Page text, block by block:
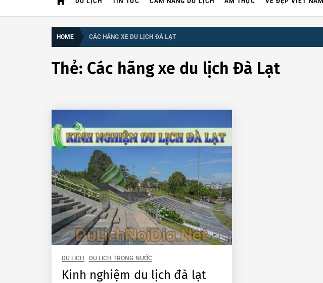
HOME CÁC HÃNG XE DU LỊCH ĐÀ LẠT
Thẻ: Các hãng xe du lịch Đà Lạt
DU LỊCH DU LỊCH TRONG NƯỚC
Kinh nghiệm du lịch đà lạt